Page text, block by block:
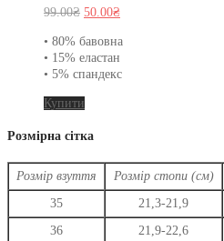
99.00₴ Оригінальна
99.00₴.
50.00₴Поточна
50.00₴.
• 80% бавовна
• 15% еластан
• 5% спандекс
Купити
має
варіантів.
Параметри
вибрати
Розмірна сітка
Розмір взуття Розмір стопи (см)
35
21,3-21,9
36 21,9-22,6